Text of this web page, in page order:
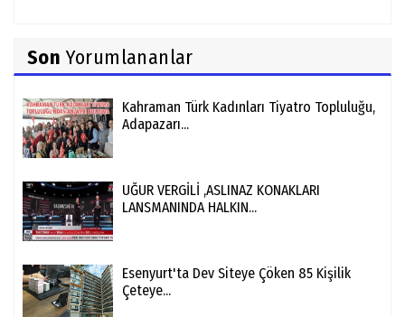
Son Yorumlananlar
Kahraman Türk Kadınları Tiyatro Topluluğu,
Adapazarı...
UĞUR VERGİLİ ,ASLINAZ KONAKLARI
LANSMANINDA HALKIN...
Esenyurt'ta Dev Siteye Çöken 85 Kişilik
Çeteye...